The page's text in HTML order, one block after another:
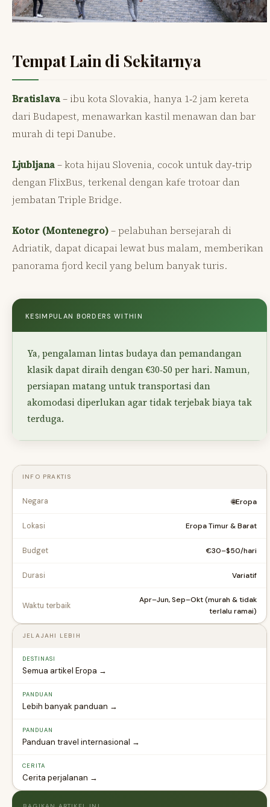
Tempat Lain di Sekitarnya
Bratislava– ibu kota Slovakia, hanya 1‑2 jam kereta
dari Budapest, menawarkan kastil menawan dan bar
murah di tepi Danube.
Ljubljana– kota hijau Slovenia, cocok untuk day‑trip
dengan FlixBus, terkenal dengan kafe trotoar dan
jembatan Triple Bridge.
Kotor (Montenegro)– pelabuhan bersejarah di
Adriatik, dapat dicapai lewat bus malam, memberikan
panorama fjord kecil yang belum banyak turis.
KESIMPULAN BORDERS WITHIN
Ya, pengalaman lintas budaya dan pemandangan
klasik dapat diraih dengan €30‑50 per hari. Namun,
persiapan matang untuk transportasi dan
akomodasi diperlukan agar tidak terjebak biaya tak
terduga.
INFO PRAKTIS
Negara 🌐Eropa
Lokasi Eropa Timur & Barat
Budget €30–$50/hari
Durasi Variatif
Waktu terbaik
Apr–Jun, Sep–Okt (murah & tidak
terlalu ramai)
JELAJAHI LEBIH
DESTINASI
Semua artikel Eropa →
PANDUAN
Lebih banyak panduan →
PANDUAN
Panduan travel internasional →
CERITA
Cerita perjalanan →